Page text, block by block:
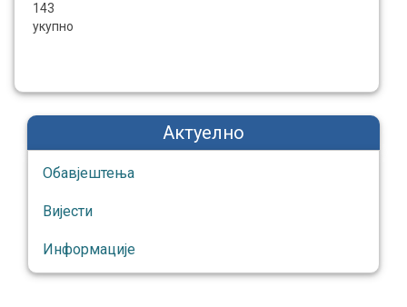
143
укупно
Актуелно
Обавјештења
Вијести
Информације